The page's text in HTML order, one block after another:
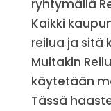
ryhtymällä
Kaikki
reilua ja sitä
Muitakin
käytetään
Tässä